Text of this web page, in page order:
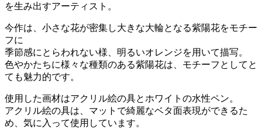
を生み出すアーティスト。
今作は、小さな花が密集し大きな大輪となる紫陽花をモチー
フに
季節感にとらわれない様、明るいオレンジを用いて描写。
色やかたちに様々な種類のある紫陽花は、モチーフとしてと
ても魅力的です。
使用した画材はアクリル絵の具とホワイトの水性ペン。
アクリル絵の具は、マットで綺麗なベタ面表現ができるた
め、気に入って使用しています。